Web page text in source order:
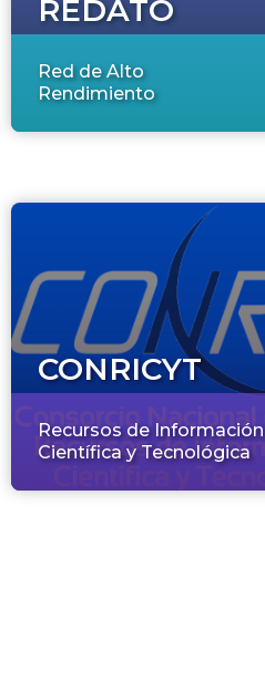
REDATO
Red de Alto
Rendimiento
CONRICYT
Recursos de Información
Científica y Tecnológica